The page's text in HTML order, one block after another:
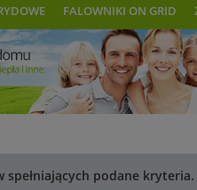
FALOWNIKI ON GRID
podane kryteria.